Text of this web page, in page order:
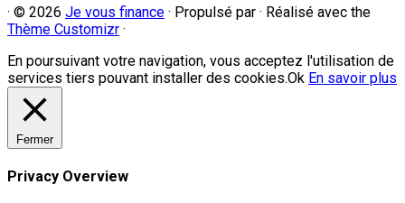
· © 2026 Je vous finance · Propulsé par · Réalisé avec the
Thème Customizr ·
En poursuivant votre navigation, vous acceptez l'utilisation de
services tiers pouvant installer des cookies.Ok En savoir plus
Fermer
Privacy Overview